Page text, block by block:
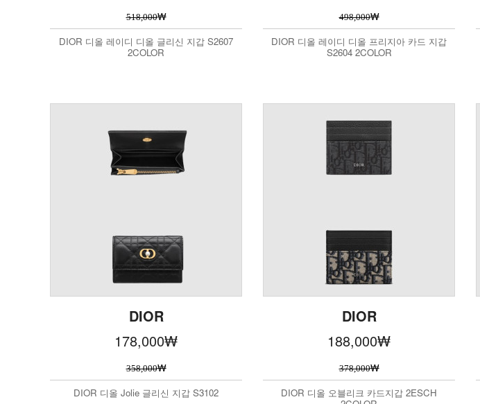
518,000₩
DIOR 디올 레이디 디올 글리신 지갑 S2607
2COLOR
498,000₩
DIOR 디올 레이디 디올 프리지아 카드 지갑
S2604 2COLOR
DIOR
178,000₩
358,000₩
DIOR 디올 Jolie 글리신 지갑 S3102
DIOR
188,000₩
378,000₩
DIOR 디올 오블리크 카드지갑 2ESCH